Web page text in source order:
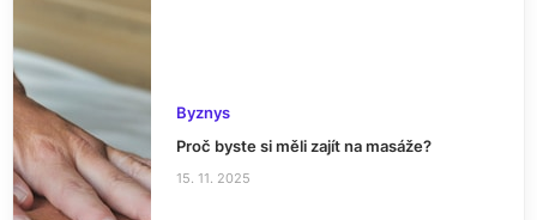
Byznys
Proč byste si měli zajít na masáže?
15. 11. 2025